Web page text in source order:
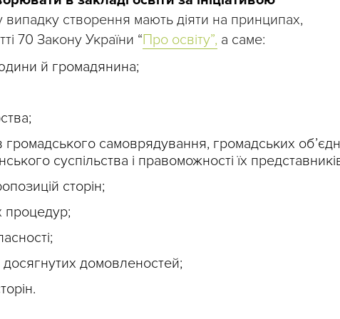
випадку створення мають діяти на принципах,
70 Закону України “Про освіту”, а саме:
й громадянина;
громадського самоврядування, громадських
суспільства і правоможності їх
сторін;
процедур;
домовленостей;